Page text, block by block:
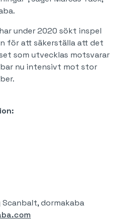
under 2020 sökt inspel
för att säkerställa att det
som utvecklas motsvarar
nu intensivt mot stor
dormakaba